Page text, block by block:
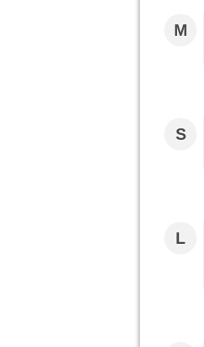
M
S
L